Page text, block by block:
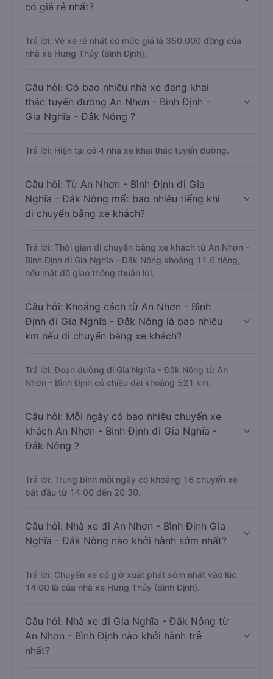
có giá rẻ nhất?
Trả lời: Vé xe rẻ nhất có mức giá là 350.000 đồng của
nhà xe Hưng Thủy (Bình Định).
Câu hỏi: Có bao nhiêu nhà xe đang khai
thác tuyến đường An Nhơn - Bình Định -
Gia Nghĩa - Đắk Nông ?
Trả lời: Hiện tại có 4 nhà xe khai thác tuyến đường.
Câu hỏi: Từ An Nhơn - Bình Định đi Gia
Nghĩa - Đắk Nông mất bao nhiêu tiếng khi
di chuyển bằng xe khách?
Trả lời: Thời gian di chuyển bằng xe khách từ An Nhơn -
Bình Định đi Gia Nghĩa - Đắk Nông khoảng 11.6 tiếng,
nếu mật độ giao thông thuận lợi.
Câu hỏi: Khoảng cách từ An Nhơn - Bình
Định đi Gia Nghĩa - Đắk Nông là bao nhiêu
km nếu di chuyển bằng xe khách?
Trả lời: Đoạn đường đi Gia Nghĩa - Đắk Nông từ An
Nhơn - Bình Định có chiều dài khoảng 521 km.
Câu hỏi: Mỗi ngày có bao nhiêu chuyến xe
khách An Nhơn - Bình Định đi Gia Nghĩa -
Đắk Nông ?
Trả lời: Trung bình mỗi ngày có khoảng 16 chuyến xe
bắt đầu từ 14:00 đến 20:30.
Câu hỏi: Nhà xe đi An Nhơn - Bình Định Gia
Nghĩa - Đắk Nông nào khởi hành sớm nhất?
Trả lời: Chuyến xe có giờ xuất phát sớm nhất vào lúc
14:00 là của nhà xe Hưng Thủy (Bình Định).
Câu hỏi: Nhà xe đi Gia Nghĩa - Đắk Nông từ
An Nhơn - Bình Định nào khởi hành trễ
nhất?